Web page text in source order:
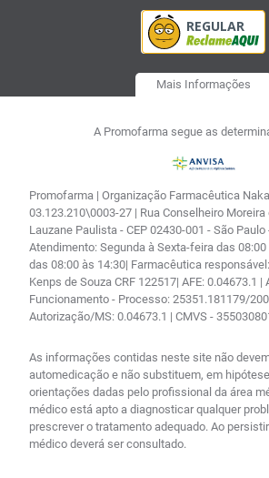
Mais Informações
A Promofarma segue as
Promofarma | Organização Farmacêutica
03.123.210\0003-27 | Rua Conselheiro Moreira
Lauzane Paulista - CEP 02430-001 - São Paulo
Atendimento: Segunda à Sexta-feira das
das 08:00 às 14:30| Farmacêutica
Kenps de Souza CRF 122517| AFE: 0.04673.1 |
Funcionamento - Processo: 25351.181179/
Autorização/MS: 0.04673.1 | CMVS -
As informações contidas neste site não
automedicação e não substituem, em
orientações dadas pelo profissional da área
médico está apto a diagnosticar qualquer
prescrever o tratamento adequado. Ao
médico deverá ser consultado.